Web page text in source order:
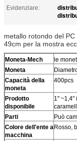
Evidenziare:
metallo rotondo del
49cm per la mostra
Moneta-Mech
le
Moneta
Capacità della
moneta
400pcs
Prodotto
disponibile
1"
Parti
Può
Colore dell'ente a
macchina
Rosso,